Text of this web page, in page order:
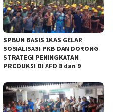
‎SPBUN BASIS 1KAS GELAR
SOSIALISASI PKB DAN DORONG
STRATEGI PENINGKATAN
PRODUKSI DI AFD 8 dan 9